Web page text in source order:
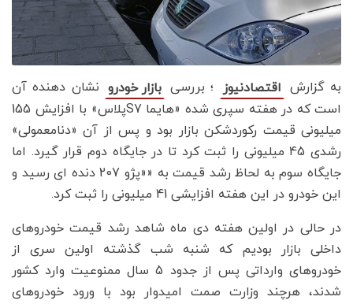
به گزارش اقتصادنیوز ؛ بررسی بازار خودرو نشان دهنده آن
است که در هفته سپری شده «هایما S7پلاس» با افزایش 155
میلیونی قیمت رکوردشکن بازار بود و پس از آن «دنامعمولی»
رشدی 45 میلیونی را ثبت کرد تا در جایگاه دوم قرار گیرد. اما
جایگاه سوم به لحاظ رشد قیمت به ««پژو 207 دنده ای رسید و
این خودرو در این هفته افزایشی 41 میلیونی را ثبت کرد.
در حالی در اولین هفته دی ماه شاهد رشد قیمت خودروهای
داخلی بازار بودیم که شنبه شب گذشته اولین سری از
خودروهای وارداتی پس از جدود 5 سال ممنوعیت وارد کشور
شدند، هرچند وزارت صمت امیدوار بود با ورود خودروهای